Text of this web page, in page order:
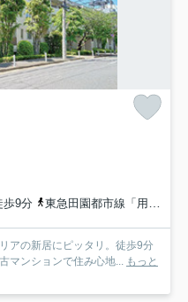
歩9分
東急田園都市線「用賀」駅 徒歩16分
アの新居にピッタリ。徒歩9分
マンションで住み心地... もっと